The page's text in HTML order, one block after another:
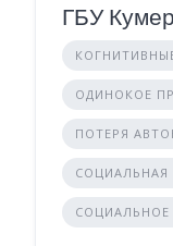
ГБУ
ОДИНОКОЕ
ПОТЕРЯ
СОЦИАЛЬНАЯ
СОЦИАЛЬНОЕ